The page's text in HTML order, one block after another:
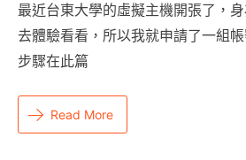
最近台東大學的虛擬主機開張了，
去體驗看看，所以我就申請了一組
步驟在此篇
Read More